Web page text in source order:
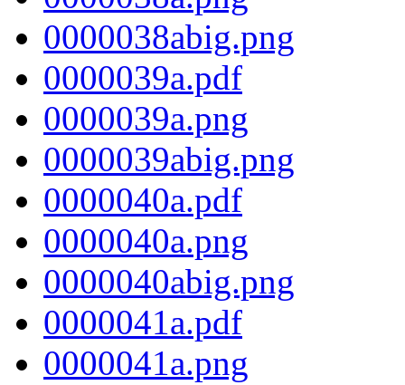
0000038abig.png
0000039a.pdf
0000039a.png
0000039abig.png
0000040a.pdf
0000040a.png
0000040abig.png
0000041a.pdf
0000041a.png